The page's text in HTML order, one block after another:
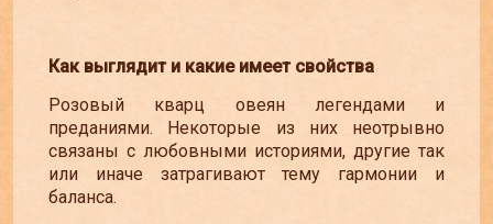
Как выглядит и какие имеет свойства
Розовый кварц овеян легендами и
преданиями. Некоторые из них неотрывно
связаны с любовными историями, другие так
или иначе затрагивают тему гармонии и
баланса.